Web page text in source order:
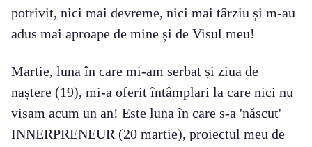
potrivit, nici mai devreme, nici mai târziu și m-au
adus mai aproape de mine și de Visul meu!
Martie, luna în care mi-am serbat și ziua de
naștere (19), mi-a oferit întâmplari la care nici nu
visam acum un an! Este luna în care s-a 'născut'
INNERPRENEUR (20 martie), proiectul meu de